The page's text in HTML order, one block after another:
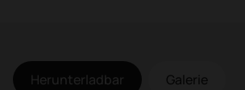
Herunterladbar Galerie